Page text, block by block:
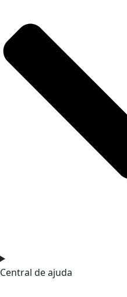
Central de ajuda